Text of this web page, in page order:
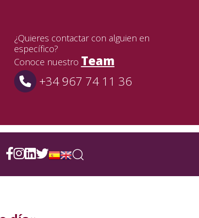
¿Quieres contactar con alguien en
específico?
Conoce nuestro Team
+34 967 74 11 36